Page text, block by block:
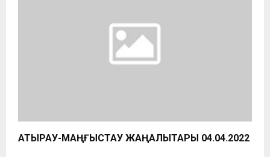
АТЫРАУ-МАҢҒЫСТАУ ЖАҢАЛЫҚТАРЫ 04.04.2022